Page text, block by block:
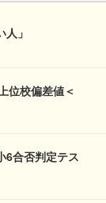
」
位校偏差値＜
6合否判定テス